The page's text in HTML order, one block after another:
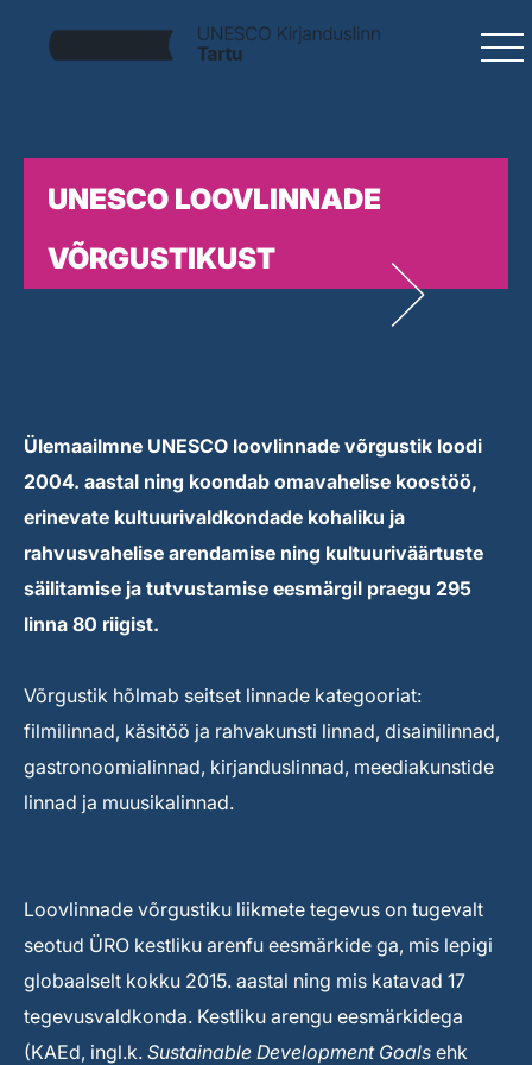
UNESCO LOOVLINNADE
VÕRGUSTIKUST
Ülemaailmne UNESCO loovlinnade võrgustik loodi
2004. aastal ning koondab omavahelise koostöö,
erinevate kultuurivaldkondade kohaliku ja
rahvusvahelise arendamise ning kultuuriväärtuste
säilitamise ja tutvustamise eesmärgil praegu 295
linna 80 riigist.
Võrgustik hõlmab seitset linnade kategooriat:
filmilinnad, käsitöö ja rahvakunsti linnad, disainilinnad,
gastronoomialinnad, kirjanduslinnad, meediakunstide
linnad ja muusikalinnad.
Loovlinnade võrgustiku liikmete tegevus on tugevalt
seotud ÜRO kestliku arenfu eesmärkide ga, mis lepigi
globaalselt kokku 2015. aastal ning mis katavad 17
tegevusvaldkonda. Kestliku arengu eesmärkidega
(KAEd, ingl.k. Sustainable Development Goals ehk